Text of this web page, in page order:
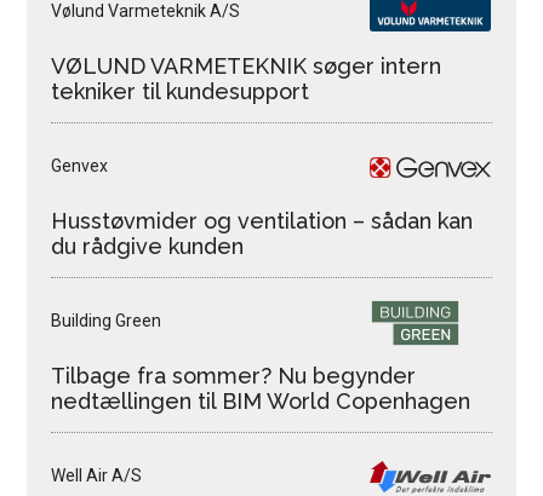
Vølund Varmeteknik A/S
VØLUND VARMETEKNIK søger intern
tekniker til kundesupport
Genvex
Husstøvmider og ventilation – sådan kan
du rådgive kunden
Building Green
Tilbage fra sommer? Nu begynder
nedtællingen til BIM World Copenhagen
Well Air A/S